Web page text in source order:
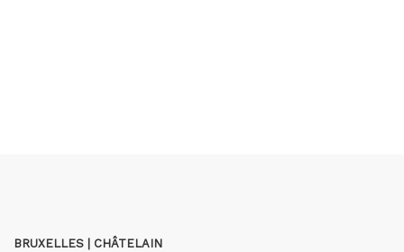
BRUXELLES | CHÂTELAIN